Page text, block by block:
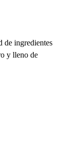
de ingredientes
y lleno de